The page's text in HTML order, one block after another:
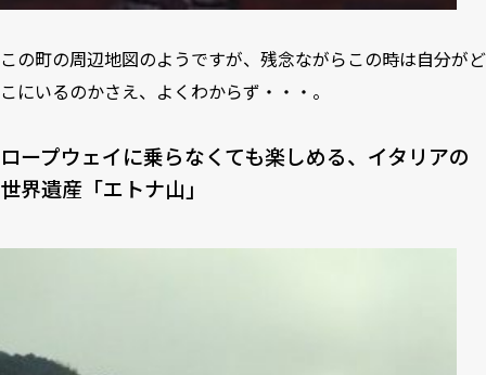
この町の周辺地図のようですが、残念ながらこの時は自分がど
こにいるのかさえ、よくわからず・・・。
ロープウェイに乗らなくても楽しめる、イタリアの
世界遺産「エトナ山」